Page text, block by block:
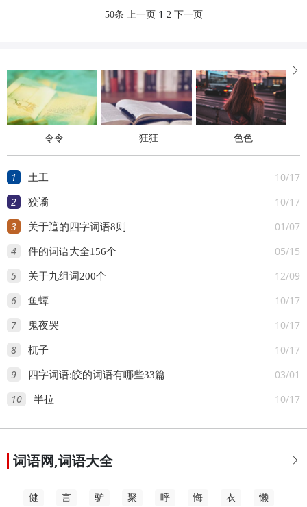
50条 上一页 1 2 下一页

令令 狂狂 色色
1 10/17
土工
2 10/17
狡谲
3 01/07
关于逭的四字词语8则
4 05/15
件的词语大全156个
5 12/09
关于九组词200个
6 10/17
鱼蟫
7 10/17
鬼夜哭
8 10/17
杌子
9 03/01
四字词语:皎的词语有哪些33篇
10 10/17
半拉

词语网,词语大全
健 言 驴 聚 呼 悔 衣 懒